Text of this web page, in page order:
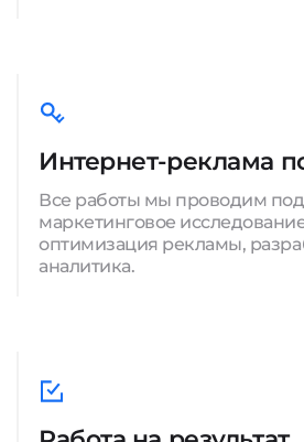
Интернет-реклама
Все работы мы проводим
маркетинговое
оптимизация рекламы,
аналитика.